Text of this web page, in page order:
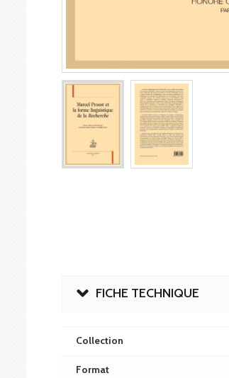
FICHE TECHNIQUE
Collection
Format